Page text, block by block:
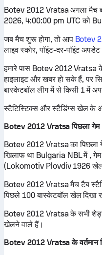
Botev 2012 Vratsa अगला मैच
2026, 4:00:00 pm UTC को
जब मैच शुरू होगा, तो आप Botev
लाइव स्कोर, पॉइंट-दर-पॉइंट अपडेट
हमारे पास Botev 2012 Vratsa
हाइलाइट और खबर हो सके हैं, पर
बास्केटबॉल लीग में से किसी 1 में
स्टैटिस्टिक्स और स्टैंडिंग्स खेल के
Botev 2012 Vratsa पिछला गेम
Botev 2012 Vratsa का
खिलाफ था Bulgaria NBL में ,
(Lokomotiv Plovdiv 1926 खेल
Botev 2012 Vratsa मैच टैब
पिछले 100 बास्केटबॉल खेल दिखा
Botev 2012 Vratsa के सभी
खेलने वाले हैं।
Botev 2012 Vratsa के वर्तमान